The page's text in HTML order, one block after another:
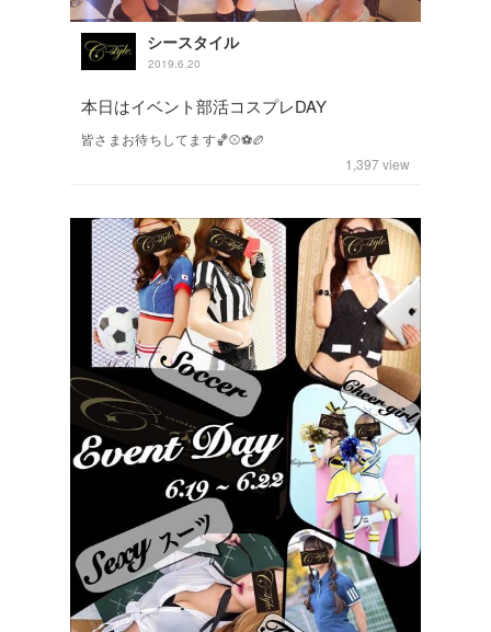
シースタイル
2019.6.20
本日はイベント部活コスプレDAY
皆さまお待ちしてます🏀⚾️⚽️🏉
1,397view